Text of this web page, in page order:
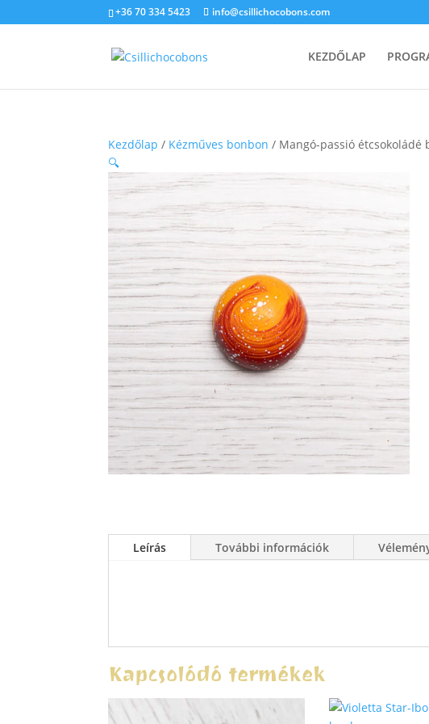
+36 70 334 5423 info@csillichocobons.com
KEZDŐLAP
Kezdőlap / Kézműves bonbon / Mangó-passió étcsokoládé
🔍
Leírás További információk
Kapcsolódó termékek